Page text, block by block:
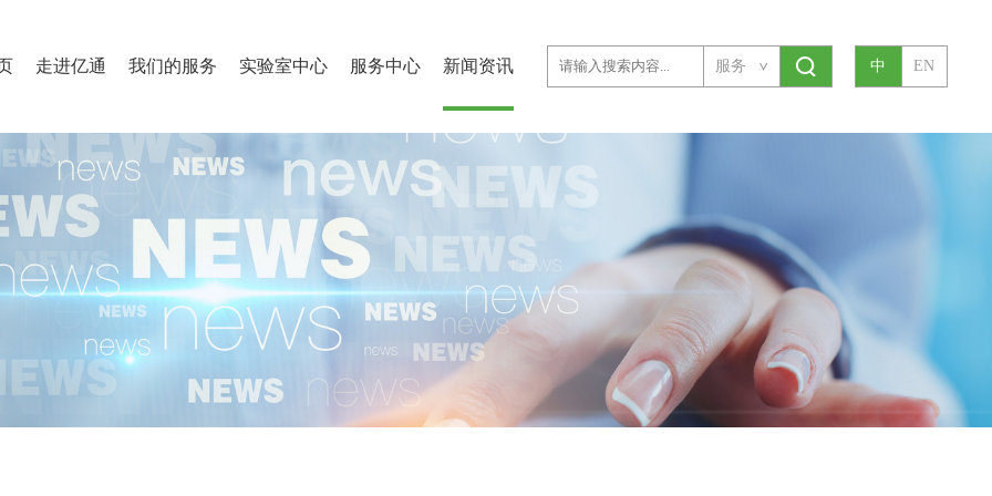
中 EN
服务
走进亿通 我们的服务 实验室中心 服务中心 新闻资讯